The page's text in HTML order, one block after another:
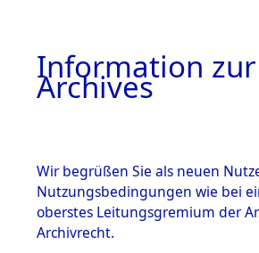
Information
Archives
Wir begrüßen Sie als neuen
Nutzungsbedingungen wie bei
oberstes Leitungsgremium der
Archivrecht.